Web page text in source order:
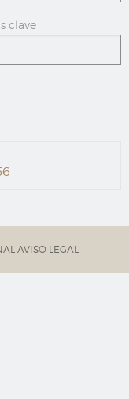
clave
AVISO LEGAL